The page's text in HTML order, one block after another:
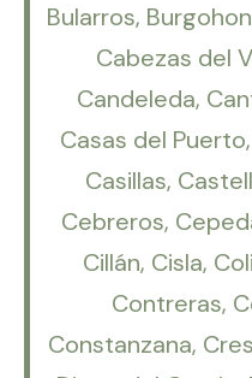
Bularros,
Cabezas del
Candeleda,
Casas del
Casillas,
Cebreros,
Cillán, Cisla,
Contreras,
Constanzana,